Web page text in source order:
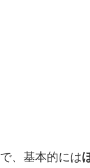
で、基本的には